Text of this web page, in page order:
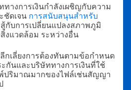
างการเงินกำลังเผชิญกับความ
ชัดเจน การสนับสนุนสำหรับ
กับการเปลี่ยนแปลงสภาพภูมิ
งแวดล้อม ระหว่างอื่น
กเลี่ยงการต้องทันตามข้อกำหนด
กันและบริษัททางการเงินที่ใช้
ปริมาณมากของไฟล์เช่นสัญญา